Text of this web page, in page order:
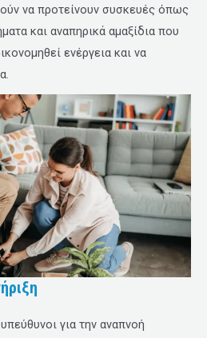
να προτείνουν συσκευές όπως
και αναπηρικά αμαξίδια που
ενέργεια και να
για την αναπνοή